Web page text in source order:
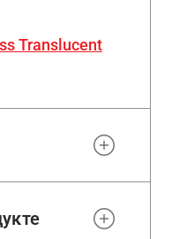
Translucent